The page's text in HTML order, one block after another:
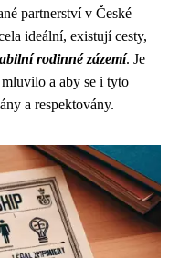
partnerství v České
ideální, existují cesty,
rodinné zázemí. Je
a aby se i tyto
a respektovány.